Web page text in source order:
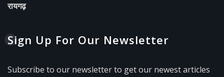
रायगढ़
Sign Up For Our Newsletter
Subscribe to our newsletter to get our newest articles